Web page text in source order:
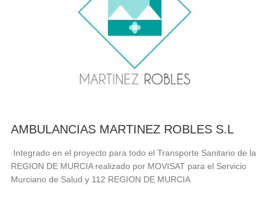
AMBULANCIAS MARTINEZ ROBLES S.L
Integrado en el proyecto para todo el Transporte Sanitario de la
REGION DE MURCIA realizado por MOVISAT para el Servicio
Murciano de Salud y 112 REGION DE MURCIA